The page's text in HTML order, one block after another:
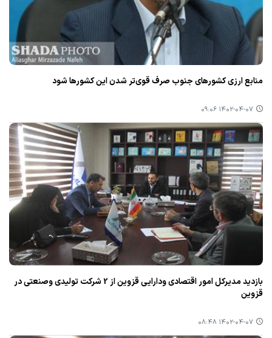
منابع ارزی كشورهای جنوب صرف قوی‌تر شدن این كشورها شود
۱۴۰۲-۰۴-۰۷ ۰۹:۰۶
بازدید مدیركل امور اقتصادی ودارایی قزوین از 2 شركت تولیدی وصنعتی در
قزوین
۱۴۰۲-۰۴-۰۷ ۰۸:۴۸